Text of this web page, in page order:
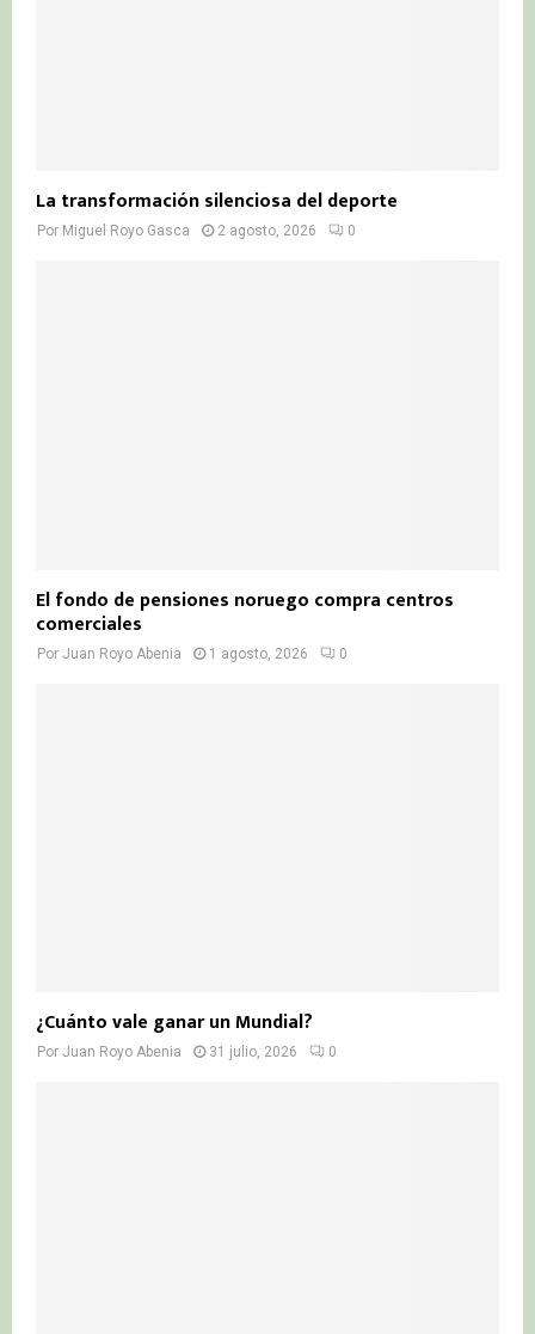
La transformación silenciosa del deporte
Por Miguel Royo Gasca 2 agosto, 2026 0
El fondo de pensiones noruego compra centros
comerciales
Por Juan Royo Abenia 1 agosto, 2026 0
¿Cuánto vale ganar un Mundial?
Por Juan Royo Abenia 31 julio, 2026 0